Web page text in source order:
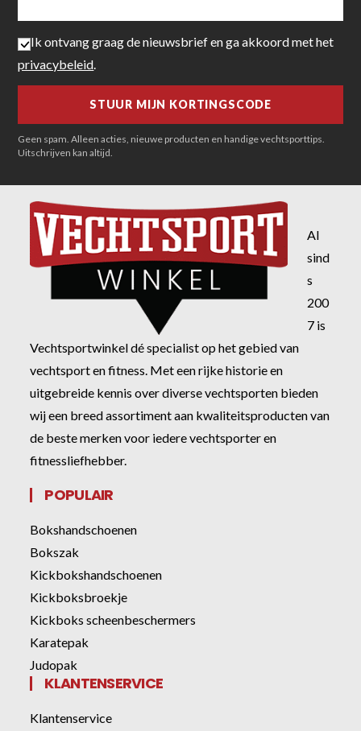
Ik ontvang graag de nieuwsbrief en ga akkoord met het
privacybeleid
Geen spam. Alleen acties, nieuwe producten en handige vechtsporttips.
Uitschrijven kan altijd.
Al
sind
s
200
7 is
Vechtsportwinkel dé specialist op het gebied van
vechtsport en fitness. Met een rijke historie en
uitgebreide kennis over diverse vechtsporten bieden
wij een breed assortiment aan kwaliteitsproducten van
de beste merken voor iedere vechtsporter en
fitnessliefhebber.
POPULAIR
Bokshandschoenen
Bokszak
Kickbokshandschoenen
Kickboksbroekje
Kickboks scheenbeschermers
Karatepak
Judopak
KLANTENSERVICE
Klantenservice